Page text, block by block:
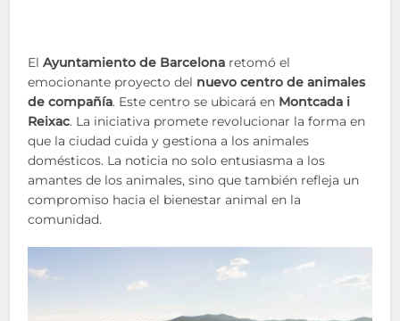
ElAyuntamiento de Barcelona retomó el
emocionante proyecto del nuevo centro de animales
de compañía. Este centro se ubicará en Montcada i
Reixac. La iniciativa promete revolucionar la forma en
que la ciudad cuida y gestiona a los animales
domésticos. La noticia no solo entusiasma a los
amantes de los animales, sino que también refleja un
compromiso hacia el bienestar animal en la
comunidad.